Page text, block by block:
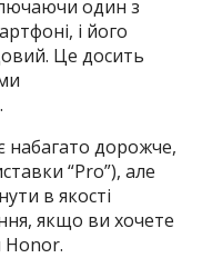
один з
і його
Це досить
набагато дорожче,
“Pro”), але
в якості
якщо ви хочете
Honor.